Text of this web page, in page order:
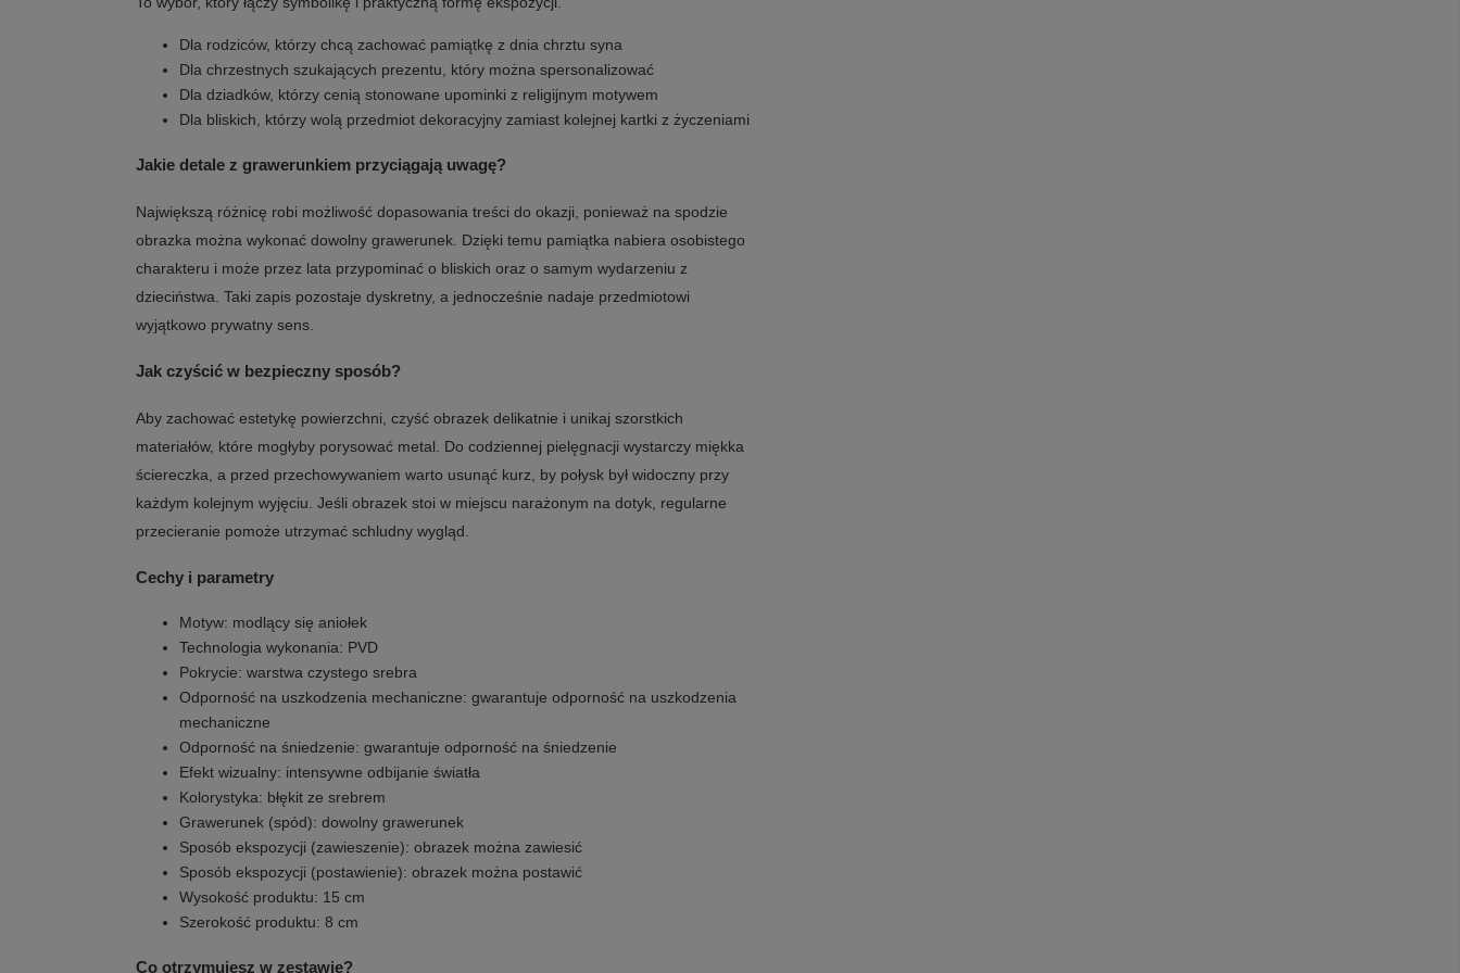
Dla rodziców, którzy chcą zachować pamiątkę z dnia chrztu syna
Dla chrzestnych szukających prezentu, który można spersonalizować
Dla dziadków, którzy cenią stonowane upominki z religijnym motywem
Dla bliskich, którzy wolą przedmiot dekoracyjny zamiast kolejnej kartki z życzeniami
Jakie detale z grawerunkiem przyciągają uwagę?
Największą różnicę robi możliwość dopasowania treści do okazji, ponieważ na spodzie
obrazka można wykonać dowolny grawerunek. Dzięki temu pamiątka nabiera osobistego
charakteru i może przez lata przypominać o bliskich oraz o samym wydarzeniu z
dzieciństwa. Taki zapis pozostaje dyskretny, a jednocześnie nadaje przedmiotowi
wyjątkowo prywatny sens.
Jak czyścić w bezpieczny sposób?
Aby zachować estetykę powierzchni, czyść obrazek delikatnie i unikaj szorstkich
materiałów, które mogłyby porysować metal. Do codziennej pielęgnacji wystarczy miękka
ściereczka, a przed przechowywaniem warto usunąć kurz, by połysk był widoczny przy
każdym kolejnym wyjęciu. Jeśli obrazek stoi w miejscu narażonym na dotyk, regularne
przecieranie pomoże utrzymać schludny wygląd.
Cechy i parametry
Motyw: modlący się aniołek
Technologia wykonania: PVD
Pokrycie: warstwa czystego srebra
Odporność na uszkodzenia mechaniczne: gwarantuje odporność na uszkodzenia
mechaniczne
Odporność na śniedzenie: gwarantuje odporność na śniedzenie
Efekt wizualny: intensywne odbijanie światła
Kolorystyka: błękit ze srebrem
Grawerunek (spód): dowolny grawerunek
Sposób ekspozycji (zawieszenie): obrazek można zawiesić
Sposób ekspozycji (postawienie): obrazek można postawić
Wysokość produktu: 15 cm
Szerokość produktu: 8 cm
Co otrzymujesz w zestawie?